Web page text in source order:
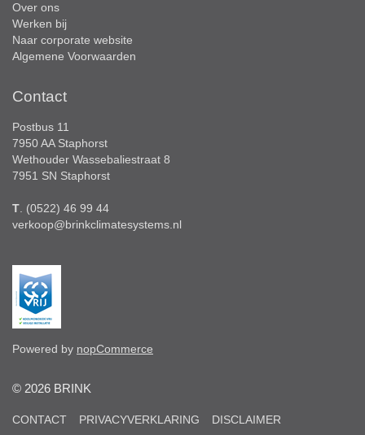
Over ons
Werken bij
Naar corporate website
Algemene Voorwaarden
Contact
Postbus 11
7950 AA Staphorst
Wethouder Wassebaliestraat 8
7951 SN Staphorst
T . (0522) 46 99 44
verkoop@brinkclimatesystems.nl
Powered by nopCommerce
© 2026 BRINK
CONTACT PRIVACYVERKLARING DISCLAIMER